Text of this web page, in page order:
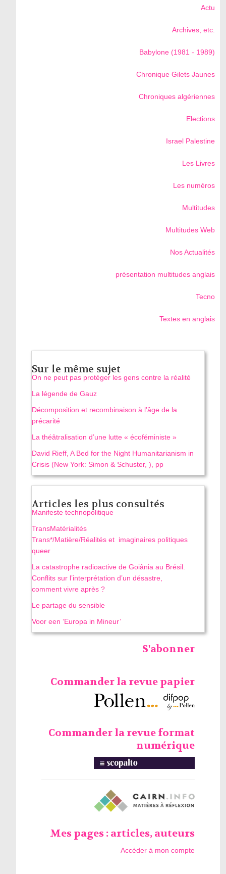
Actu
Archives, etc.
Babylone (1981 - 1989)
Chronique Gilets Jaunes
Chroniques algériennes
Elections
Israel Palestine
Les Livres
Les numéros
Multitudes
Multitudes Web
Nos Actualités
présentation multitudes anglais
Tecno
Textes en anglais
Sur le même sujet
On ne peut pas protéger les gens contre la réalité
La légende de Gauz
Décomposition et recombinaison à l’âge de la
précarité
La théâtralisation d’une lutte « écoféministe »
David Rieff, A Bed for the Night Humanitarianism in
Crisis (New York: Simon & Schuster, ), pp
Articles les plus consultés
Manifeste technopolitique
TransMatérialités
Trans*/Matière/Réalités et imaginaires politiques
queer
La catastrophe radioactive de Goiânia au Brésil.
Conflits sur l’interprétation d’un désastre,
comment vivre après ?
Le partage du sensible
Voor een ‘Europa in Mineur’
S'abonner
Commander la revue papier
Commander la revue format
numérique
Mes pages : articles, auteurs
Accéder à mon compte